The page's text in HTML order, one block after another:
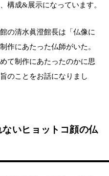
構成&展示になっています。
の清水眞澄館長は「仏像に
作にあたった仏師がいた。
て制作にあたったのかに思
のことをお話になりまし
いヒョットコ顔の仏